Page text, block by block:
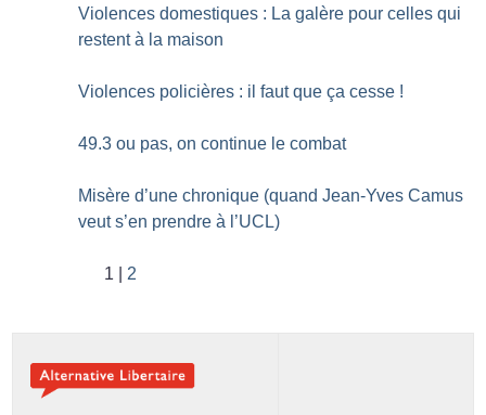
Violences domestiques : La galère pour celles qui
restent à la maison
Violences policières : il faut que ça cesse !
49.3 ou pas, on continue le combat
Misère d’une chronique (quand Jean-Yves Camus
veut s’en prendre à l’UCL)
1 2